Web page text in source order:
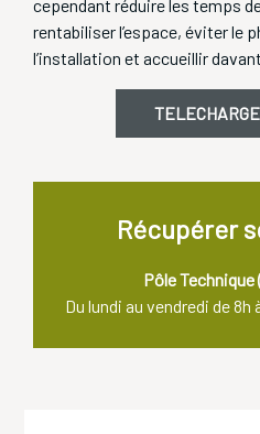
cependant réduire les temps
rentabiliser l’espace, éviter le
l’installation et accueillir
Récupérer
Pôle Technique
Du lundi au vendredi de 8h